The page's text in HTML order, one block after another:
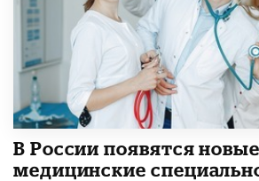
В России появятся новые
медицинские